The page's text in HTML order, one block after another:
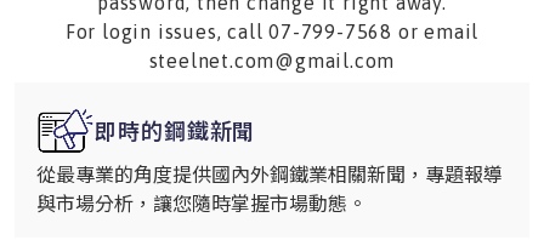
For login issues, call 07-799-7568 or email
steelnet.com@gmail.com
即時的鋼鐵新聞
從最專業的角度提供國內外鋼鐵業相關新聞，專題報導
與市場分析，讓您隨時掌握市場動態。